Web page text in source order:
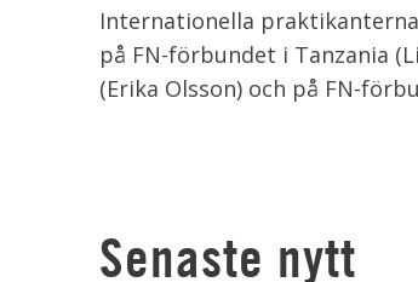
Internationella
på FN-förbundet i Tanzania
(Erika Olsson) och på FN-
Senaste nytt